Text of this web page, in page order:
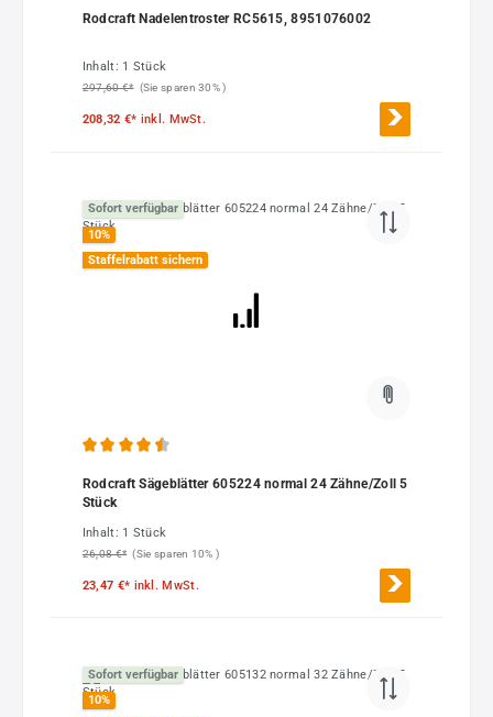
Rodcraft Nadelentroster RC5615, 8951076002
Inhalt: 1 Stück
297,60 €* (Sie sparen 30% )
208,32 €* inkl. MwSt.
Sofort verfügbar
10%
Staffelrabatt sichern
Rodcraft Sägeblätter 605224 normal 24 Zähne/Zoll 5
Stück
Inhalt: 1 Stück
26,08 €* (Sie sparen 10% )
23,47 €* inkl. MwSt.
Sofort verfügbar
10%